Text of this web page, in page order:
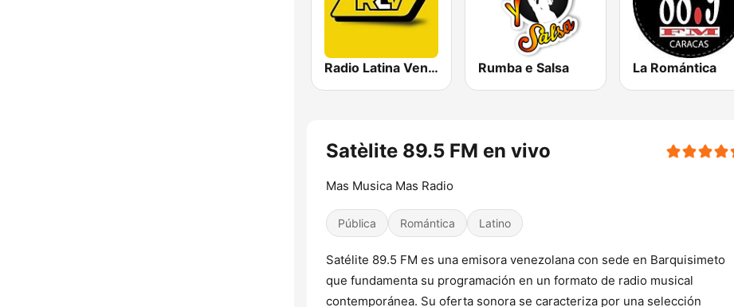
Radio Latina Venezuela Rumba e Salsa La Romántica
Satèlite 89.5 FM en vivo
Mas Musica Mas Radio
Pública Romántica Latino
Satélite 89.5 FM es una emisora venezolana con sede en Barquisimeto
que fundamenta su programación en un formato de radio musical
contemporánea. Su oferta sonora se caracteriza por una selección